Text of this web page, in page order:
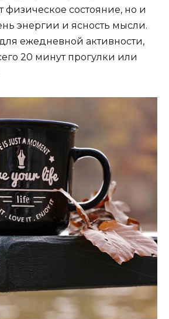
физическое состояние, но и
энергии и ясность мысли.
ежедневной активности,
20 минут прогулки или